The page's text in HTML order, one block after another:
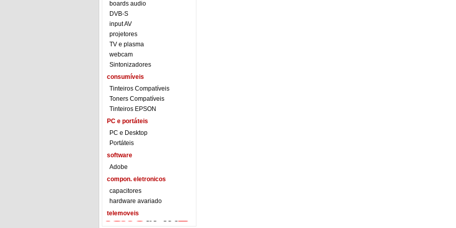
boards audio
DVB-S
input AV
projetores
TV e plasma
webcam
Sintonizadores
consumíveis
Tinteiros Compatíveis
Toners Compatíveis
Tinteiros EPSON
PC e portáteis
PC e Desktop
Portáteis
software
Adobe
compon. eletronicos
capacitores
hardware avariado
telemoveis